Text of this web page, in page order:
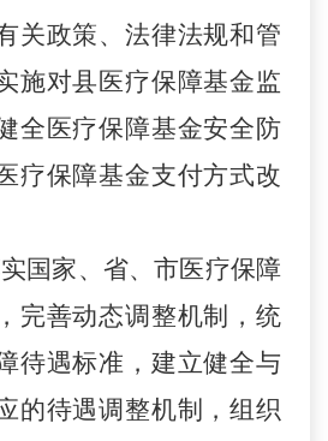
关政策、法律法规和管
施对县医疗保障基金监
全医疗保障基金安全防
疗保障基金支付方式改
国家、省、市医疗保障
完善动态调整机制，统
待遇标准，建立健全与
的待遇调整机制，组织